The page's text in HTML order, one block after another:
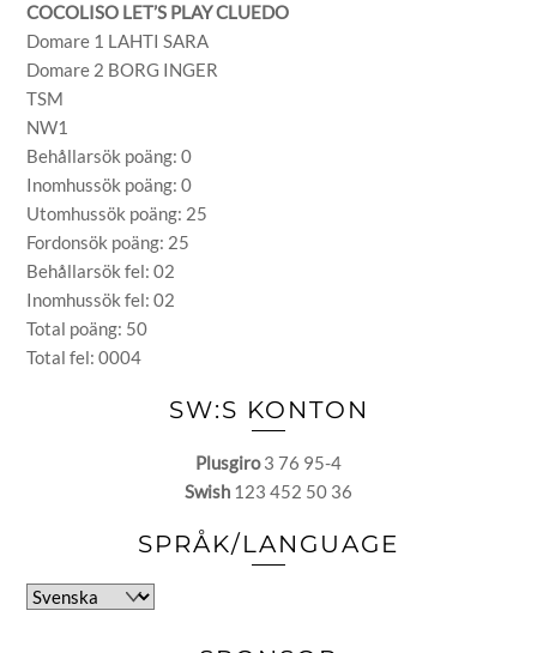
COCOLISO LET’S PLAY CLUEDO
Domare 1 LAHTI SARA
Domare 2 BORG INGER
TSM
NW1
Behållarsök poäng: 0
Inomhussök poäng: 0
Utomhussök poäng: 25
Fordonsök poäng: 25
Behållarsök fel: 02
Inomhussök fel: 02
Total poäng: 50
Total fel: 0004
SW:S KONTON
Plusgiro3 76 95-4
Swish 123 452 50 36
SPRÅK/LANGUAGE
Välj